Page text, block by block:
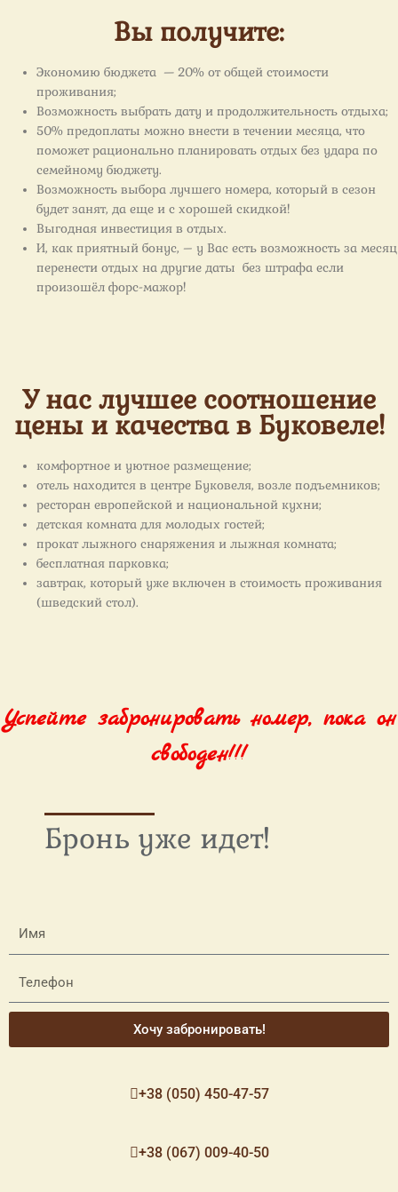
Вы получите:
Экономию бюджета — 20% от общей стоимости
проживания;
Возможность выбрать дату и продолжительность отдыха;
50% предоплаты можно внести в течении месяца, что
поможет рационально планировать отдых без удара по
семейному бюджету.
Возможность выбора лучшего номера, который в сезон
будет занят, да еще и с хорошей скидкой!
Выгодная инвестиция в отдых.
И, как приятный бонус, – у Вас есть возможность за месяц
перенести отдых на другие даты без штрафа если
произошёл форс-мажор!
У нас лучшее соотношение
цены и качества в Буковеле!
комфортное и уютное размещение;
отель находится в центре Буковеля, возле подъемников;
ресторан европейской и национальной кухни;
детская комната для молодых гостей;
прокат лыжного снаряжения и лыжная комната;
бесплатная парковка;
завтрак, который уже включен в стоимость проживания
(шведский стол).
Успейте забронировать номер, пока он
свободен!!!
Бронь уже идет!
Хочу забронировать!
+38 (050) 450-47-57
+38 (067) 009-40-50